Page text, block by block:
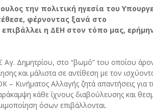
την πολιτική ηγεσία του
φέρνοντας ξανά στο
επιβάλλει η ΔΕΗ στον τόπο μας,
Αγ. Δημητρίου, στο “βωμό” του οποίου
και μάλιστα σε αντίθεση με τον
Αλλαγής ζητά απαντήσεις για
κάθε ίχνους διαβούλευσης και
όσων επιβάλλονται.